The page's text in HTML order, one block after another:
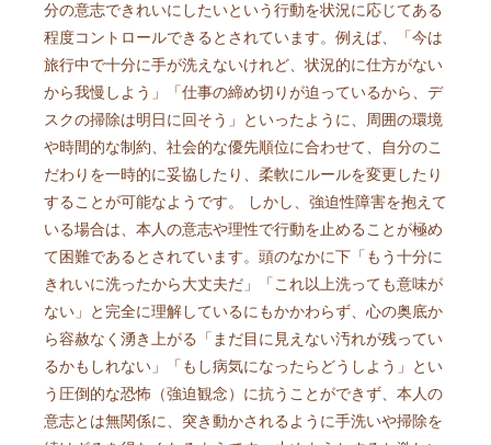
分の意志できれいにしたいという行動を状況に応じてある
程度コントロールできるとされています。例えば、「今は
旅行中で十分に手が洗えないけれど、状況的に仕方がない
から我慢しよう」「仕事の締め切りが迫っているから、デ
スクの掃除は明日に回そう」といったように、周囲の環境
や時間的な制約、社会的な優先順位に合わせて、自分のこ
だわりを一時的に妥協したり、柔軟にルールを変更したり
することが可能なようです。 しかし、強迫性障害を抱えて
いる場合は、本人の意志や理性で行動を止めることが極め
て困難であるとされています。頭のなかに下「もう十分に
きれいに洗ったから大丈夫だ」「これ以上洗っても意味が
ない」と完全に理解しているにもかかわらず、心の奥底か
ら容赦なく湧き上がる「まだ目に見えない汚れが残ってい
るかもしれない」「もし病気になったらどうしよう」とい
う圧倒的な恐怖（強迫観念）に抗うことができず、本人の
意志とは無関係に、突き動かされるように手洗いや掃除を